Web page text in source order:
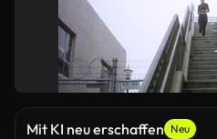
Mit KI neu erschaffen Neu